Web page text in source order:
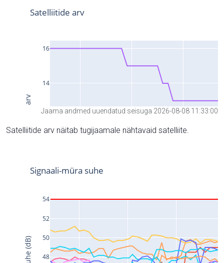
Jaama andmed uuendatud seisuga 2026-08-08 11:33:00
Satelliitide arv näitab tugijaamale nähtavaid satelliite.